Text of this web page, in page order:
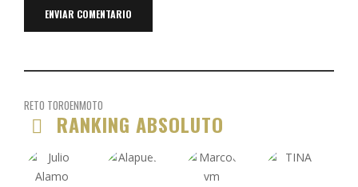
RETO TOROENMOTO
RANKING ABSOLUTO